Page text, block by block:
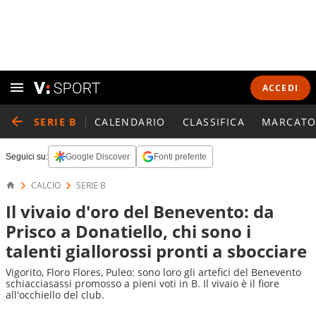
ACCEDI
SERIE B CALENDARIO CLASSIFICA
Seguici su: Google Discover Fonti preferite
CALCIO SERIE B
Il vivaio d'oro del Benevento: da
Prisco a Donatiello, chi sono i
talenti giallorossi pronti a sbocciare
Vigorito, Floro Flores, Puleo: sono loro gli artefici del Benevento
schiacciasassi promosso a pieni voti in B. Il vivaio è il fiore
all'occhiello del club.